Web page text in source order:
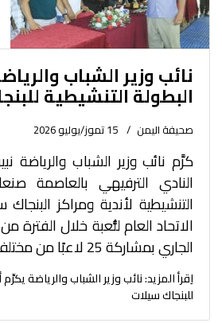
نائب وزير الشباب
البطولة التنشيطية
صحيفة اليمن 15 تموز/يوليو 2026
كرَّم نائب وزير الشباب والرياضة
النادي الترفيهي بالعاصمة
التنشيطية لأندية ومراكز
الجاري بمشاركة 25 لاعبًا من مختلف المحافظات.
اِقرأ المزيد: نائب وزير الشباب والرياضة
للبنجاك سيلات